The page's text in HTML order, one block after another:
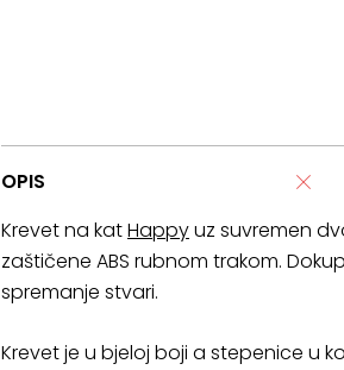
OPIS
Krevet na katHappyuz suvremen
zaštičene ABS rubnom trakom.
spremanje stvari.
Krevet je u bjeloj boji a stepenice u